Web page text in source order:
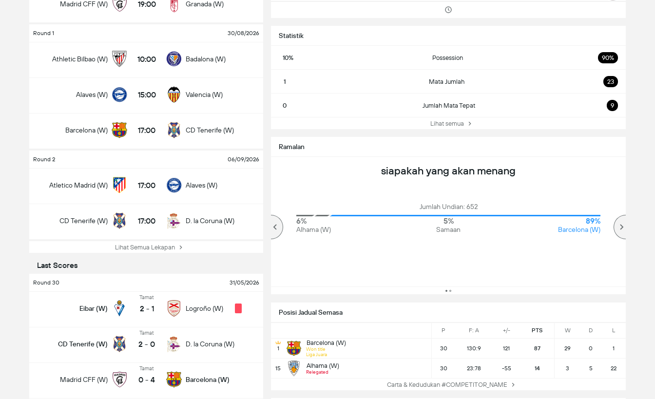
Madrid CFF (W) 19:00 Granada (W)
Round 1 30/08/2026
Athletic Bilbao (W) 10:00 Badalona (W)
Alaves (W) 15:00 Valencia (W)
Barcelona (W) 17:00 CD Tenerife (W)
Round 2 06/09/2026
Atletico Madrid (W) 17:00 Alaves (W)
CD Tenerife (W) 17:00 D. la Coruna (W)
Lihat Semua Lekapan
Last Scores
Round 30 31/05/2026
Eibar (W)
Tamat
2 - 1 Logroño (W)
CD Tenerife (W)
Tamat
2 - 0 D. la Coruna (W)
Madrid CFF (W)
Tamat
0 - 4 Barcelona (W)
Statistik
10% Possession 90%
1 Mata Jumlah 23
0 Jumlah Mata Tepat 9
Lihat semua
Posisi Jadual Semasa
P F: A +/- PTS W D L
1
Barcelona (W)
Won title
Liga Juara
30 130:9 121 87 29 0 1
15 Alhama (W)
Relegated
30 23:78 -55 14 3 5 22
Carta & Kedudukan #COMPETITOR_NAME
Ramalan
siapakah yang akan menang
Jumlah Undian: 652
6%
Alhama (W)
5%
Samaan
89%
Barcelona (W)
94%